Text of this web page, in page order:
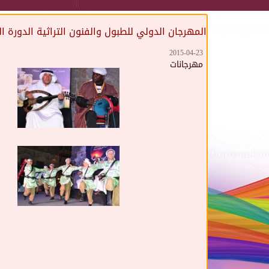
المهرجان الدولي للطبول والفنون التراثية الدورة
2015-04-23
مهرجانات